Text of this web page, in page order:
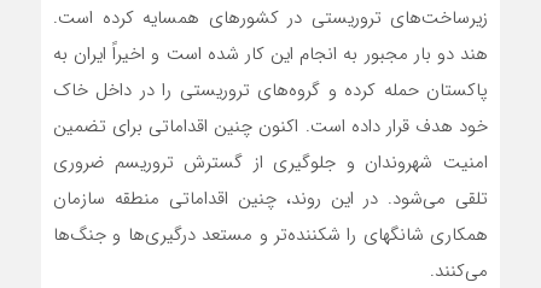
زیرساخت‌های تروریستی در کشورهای همسایه کرده است.
هند دو بار مجبور به انجام این کار شده است و اخیراً ایران به
پاکستان حمله کرده و گروه‌های تروریستی را در داخل خاک
خود هدف قرار داده است. اکنون چنین اقداماتی برای تضمین
امنیت شهروندان و جلوگیری از گسترش تروریسم ضروری
تلقی می‌شود. در این روند، چنین اقداماتی منطقه سازمان
همکاری شانگهای را شکننده‌تر و مستعد درگیری‌ها و جنگ‌ها
می‌کنند.